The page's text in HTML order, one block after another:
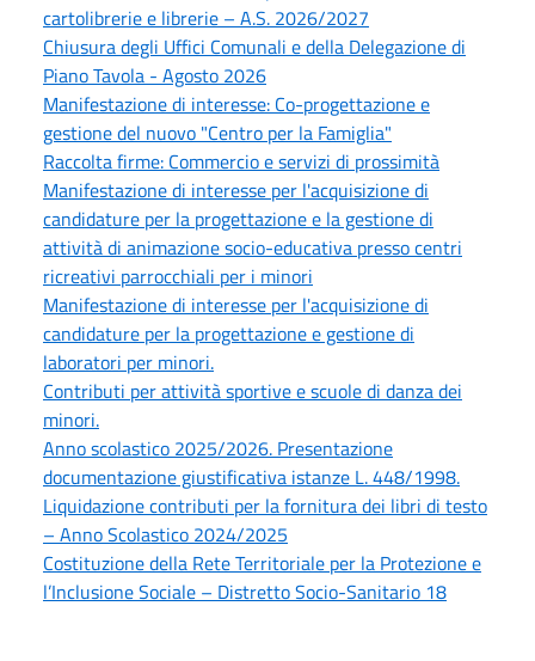
cartolibrerie e librerie – A.S. 2026/2027
Chiusura degli Uffici Comunali e della Delegazione di
Piano Tavola - Agosto 2026
Manifestazione di interesse: Co-progettazione e
gestione del nuovo "Centro per la Famiglia"
Raccolta firme: Commercio e servizi di prossimità
Manifestazione di interesse per l'acquisizione di
candidature per la progettazione e la gestione di
attività di animazione socio-educativa presso centri
ricreativi parrocchiali per i minori
Manifestazione di interesse per l'acquisizione di
candidature per la progettazione e gestione di
laboratori per minori.
Contributi per attività sportive e scuole di danza dei
minori.
Anno scolastico 2025/2026. Presentazione
documentazione giustificativa istanze L. 448/1998.
Liquidazione contributi per la fornitura dei libri di testo
– Anno Scolastico 2024/2025
Costituzione della Rete Territoriale per la Protezione e
l’Inclusione Sociale – Distretto Socio-Sanitario 18